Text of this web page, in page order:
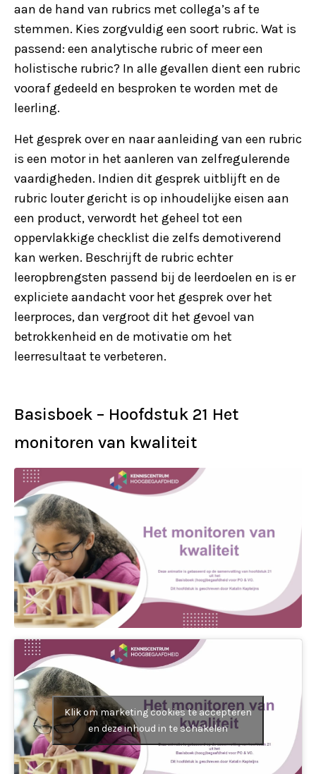
aan de hand van rubrics met collega’s af te
stemmen. Kies zorgvuldig een soort rubric. Wat is
passend: een analytische rubric of meer een
holistische rubric? In alle gevallen dient een rubric
vooraf gedeeld en besproken te worden met de
leerling.
Het gesprek over en naar aanleiding van een rubric
is een motor in het aanleren van zelfregulerende
vaardigheden. Indien dit gesprek uitblijft en de
rubric louter gericht is op inhoudelijke eisen aan
een product, verwordt het geheel tot een
oppervlakkige checklist die zelfs demotiverend
kan werken. Beschrijft de rubric echter
leeropbrengsten passend bij de leerdoelen en is er
expliciete aandacht voor het gesprek over het
leerproces, dan vergroot dit het gevoel van
betrokkenheid en de motivatie om het
leerresultaat te verbeteren.
Basisboek – Hoofdstuk 21 Het
monitoren van kwaliteit
Klik om marketing cookies te accepteren
en deze inhoud in te schakelen